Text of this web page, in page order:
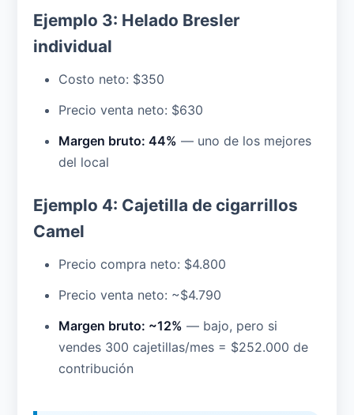
Ejemplo 3: Helado Bresler
individual
Costo neto: $350
Precio venta neto: $630
Margen bruto: 44% — uno de los mejores
del local
Ejemplo 4: Cajetilla de cigarrillos
Camel
Precio compra neto: $4.800
Precio venta neto: ~$4.790
Margen bruto: ~12% — bajo, pero si
vendes 300 cajetillas/mes = $252.000 de
contribución